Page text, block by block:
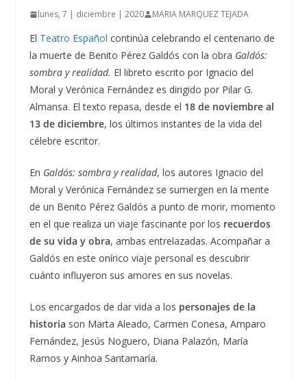
lunes, 7 | diciembre | 2020 MARIA MARQUEZ TEJADA
El Teatro Español continúa celebrando el centenario de
la muerte de Benito Pérez Galdós con la obra Galdós:
sombra y realidad. El libreto escrito por Ignacio del
Moral y Verónica Fernández es dirigido por Pilar G.
Almansa. El texto repasa, desde el 18 de noviembre al
13 de diciembre, los últimos instantes de la vida del
célebre escritor.
En Galdós: sombra y realidad, los autores Ignacio del
Moral y Verónica Fernández se sumergen en la mente
de un Benito Pérez Galdós a punto de morir, momento
en el que realiza un viaje fascinante por los recuerdos
de su vida y obra, ambas entrelazadas. Acompañar a
Galdós en este onírico viaje personal es descubrir
cuánto influyeron sus amores en sus novelas.
Los encargados de dar vida a los personajes de la
historia son Marta Aleado, Carmen Conesa, Amparo
Fernández, Jesús Noguero, Diana Palazón, María
Ramos y Ainhoa Santamaría.